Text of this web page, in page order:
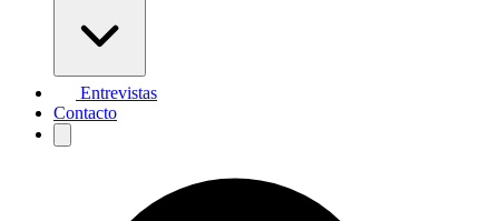
Entrevistas
Contacto